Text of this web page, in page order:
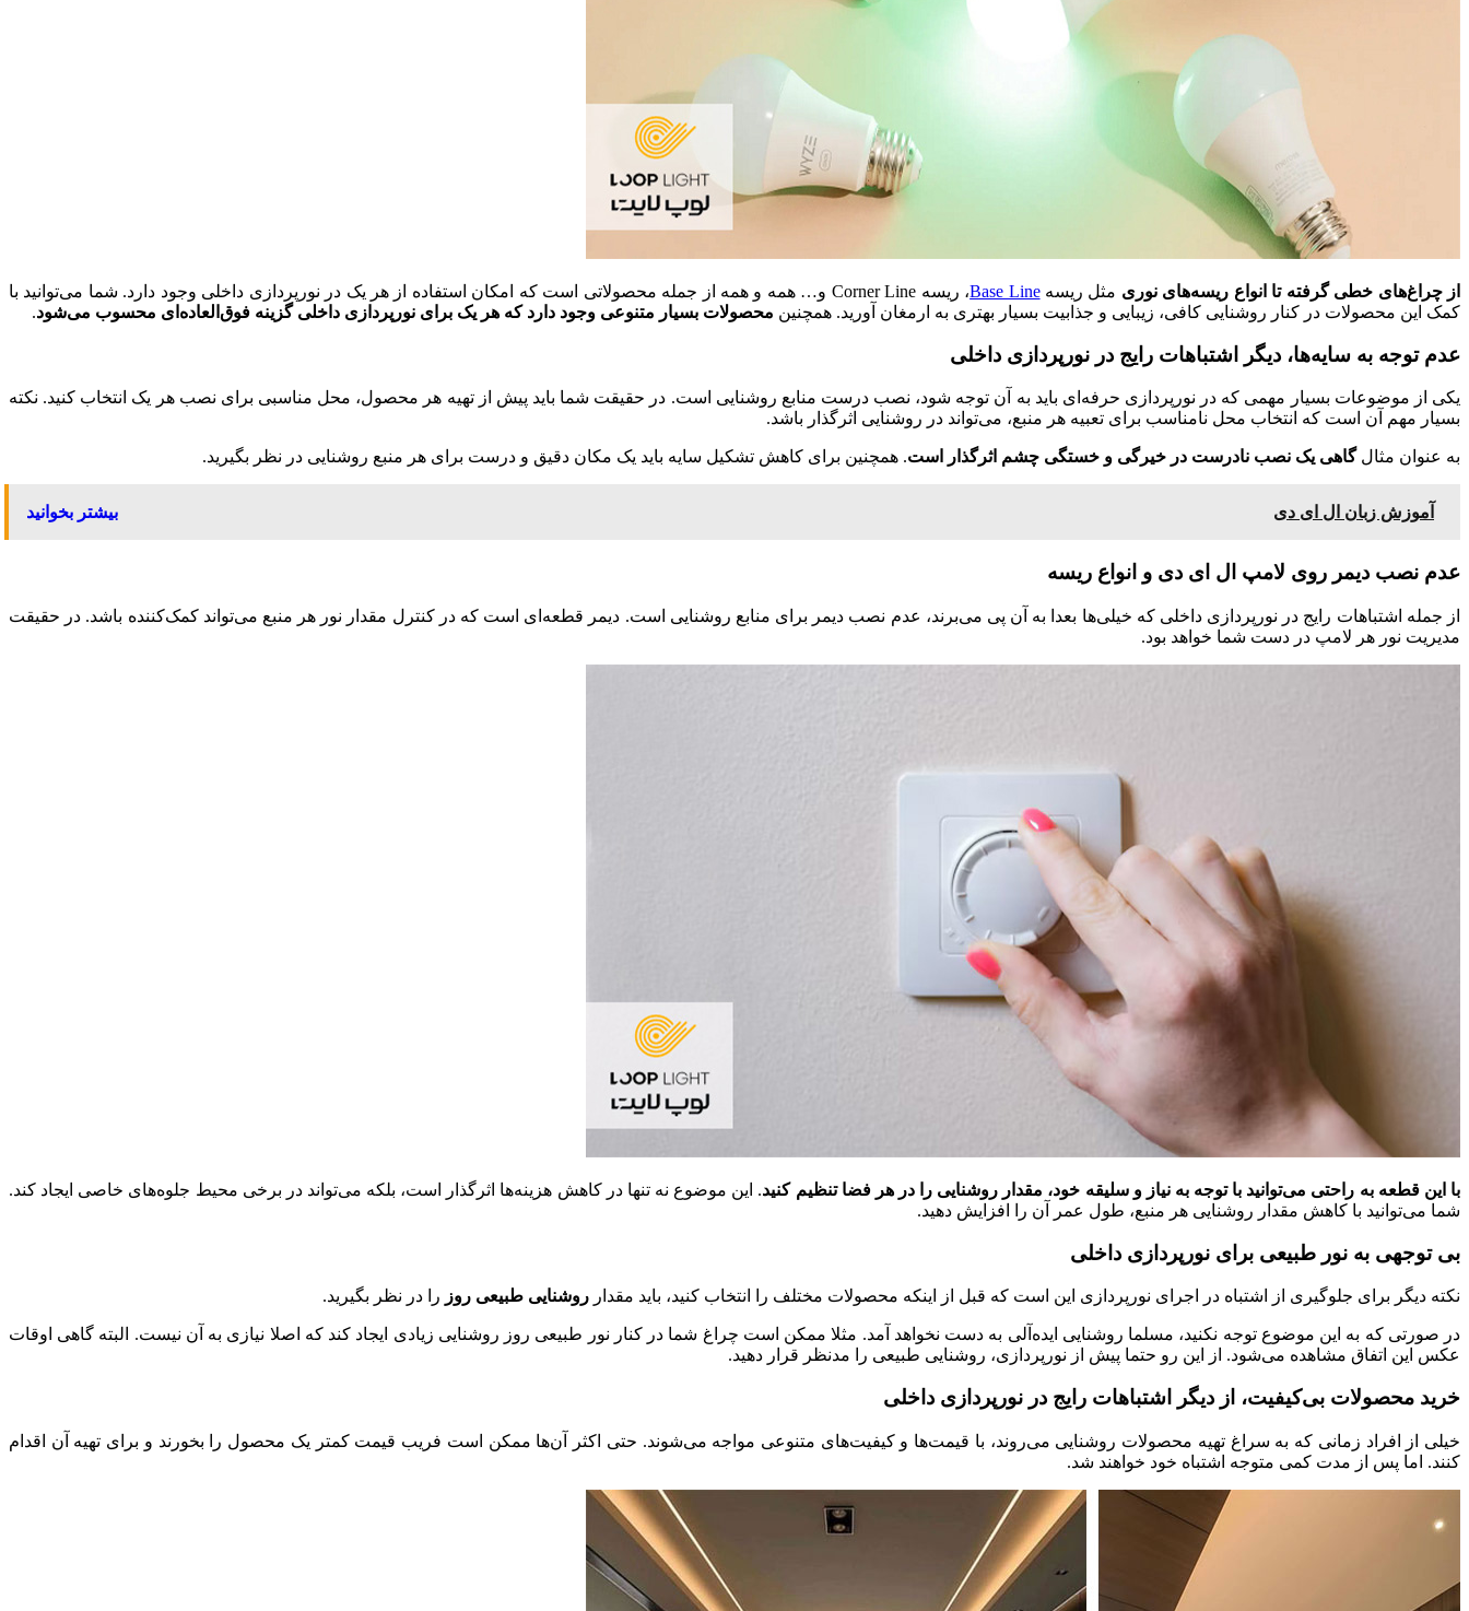
از چراغ‌های خطی گرفته تا انواع ریسه‌های نوری مثل ریسهBase Line
، ریسه Corner Line و… همه و همه از جمله محصولاتی است که امکان استفاده از هر یک در نورپردازی داخلی وجود دارد. شما می‌توانید با
کمک این محصولات در کنار روشنایی کافی، زیبایی و جذابیت بسیار بهتری به ارمغان آورید. همچنین محصولات بسیار متنوعی وجود دارد که هر یک برای نورپردازی داخلی گزینه فوق‌العاده‌ای محسوب می‌شود.
عدم توجه به سایه‌ها، دیگر اشتباهات رایج در نورپردازی داخلی
یکی از موضوعات بسیار مهمی که در نورپردازی حرفه‌ای باید به آن توجه شود، نصب درست منابع روشنایی است. در حقیقت شما باید پیش از تهیه هر محصول، محل مناسبی برای نصب هر یک انتخاب کنید. نکته
بسیار مهم آن است که انتخاب محل نامناسب برای تعبیه هر منبع، می‌تواند در روشنایی اثرگذار باشد.
به عنوان مثالگاهی یک نصب نادرست در خیرگی و خستگی چشم اثرگذار است. همچنین برای کاهش تشکیل سایه باید یک مکان دقیق و درست برای هر منبع روشنایی در نظر بگیرید.
بیشتر بخوانید آموزش زبان ال ای دی
عدم نصب دیمر روی لامپ ال ای دی و انواع ریسه
از جمله اشتباهات رایج در نورپردازی داخلی که خیلی‌ها بعدا به آن پی می‌برند، عدم نصب دیمر برای منابع روشنایی است. دیمر قطعه‌ای است که در کنترل مقدار نور هر منبع می‌تواند کمک‌کننده باشد. در حقیقت
مدیریت نور هر لامپ در دست شما خواهد بود.
با این قطعه به راحتی می‌توانید با توجه به نیاز و سلیقه خود، مقدار روشنایی را در هر فضا تنظیم کنید. این موضوع نه تنها در کاهش هزینه‌ها اثرگذار است، بلکه می‌تواند در برخی محیط جلوه‌های خاصی ایجاد کند.
شما می‌توانید با کاهش مقدار روشنایی هر منبع، طول عمر آن را افزایش دهید.
بی‌ توجهی به نور طبیعی برای نورپردازی داخلی
نکته دیگر برای جلوگیری از اشتباه در اجرای نورپردازی این است که قبل از اینکه محصولات مختلف را انتخاب کنید، باید مقدار روشنایی طبیعی روز را در نظر بگیرید.
در صورتی که به این موضوع توجه نکنید، مسلما روشنایی ایده‌آلی به دست نخواهد آمد. مثلا ممکن است چراغ شما در کنار نور طبیعی روز روشنایی زیادی ایجاد کند که اصلا نیازی به آن نیست. البته گاهی اوقات
عکس این اتفاق مشاهده می‌شود. از این رو حتما پیش از نورپردازی، روشنایی طبیعی را مدنظر قرار دهید.
خرید محصولات بی‌کیفیت، از دیگر اشتباهات رایج در نورپردازی داخلی
خیلی از افراد زمانی که به سراغ تهیه محصولات روشنایی می‌روند، با قیمت‌ها و کیفیت‌های متنوعی مواجه می‌شوند. حتی اکثر آن‌ها ممکن است فریب قیمت کمتر یک محصول را بخورند و برای تهیه آن‌ اقدام
کنند. اما پس از مدت کمی متوجه اشتباه خود خواهند شد.